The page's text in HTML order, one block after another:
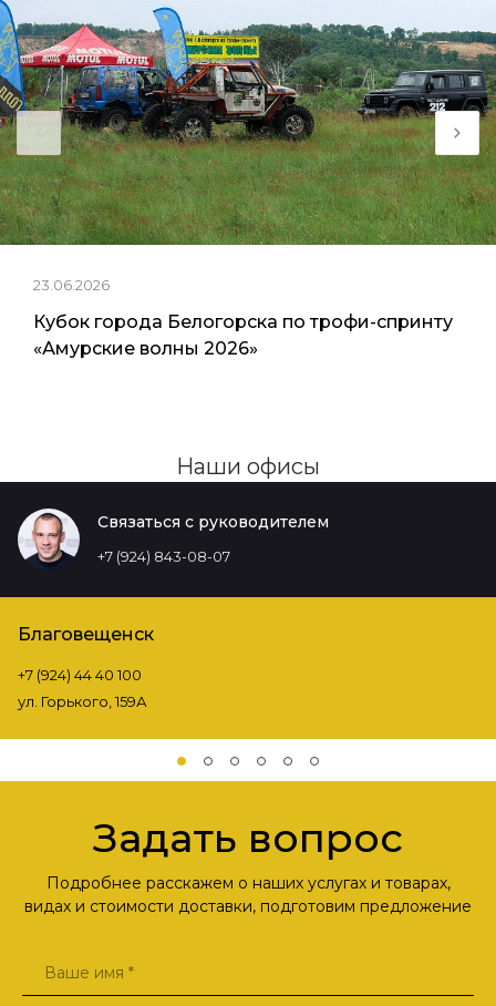
23.06.2026
Кубок города Белогорска по трофи-спринту
«Амурские волны 2026»
Наши офисы
Связаться с руководителем
+7 (924) 843-08-07
Благовещенск
+7 (924) 44 40 100
ул. Горького, 159А
Задать вопрос
Подробнее расскажем о наших услугах и товарах,
видах и стоимости доставки, подготовим предложение